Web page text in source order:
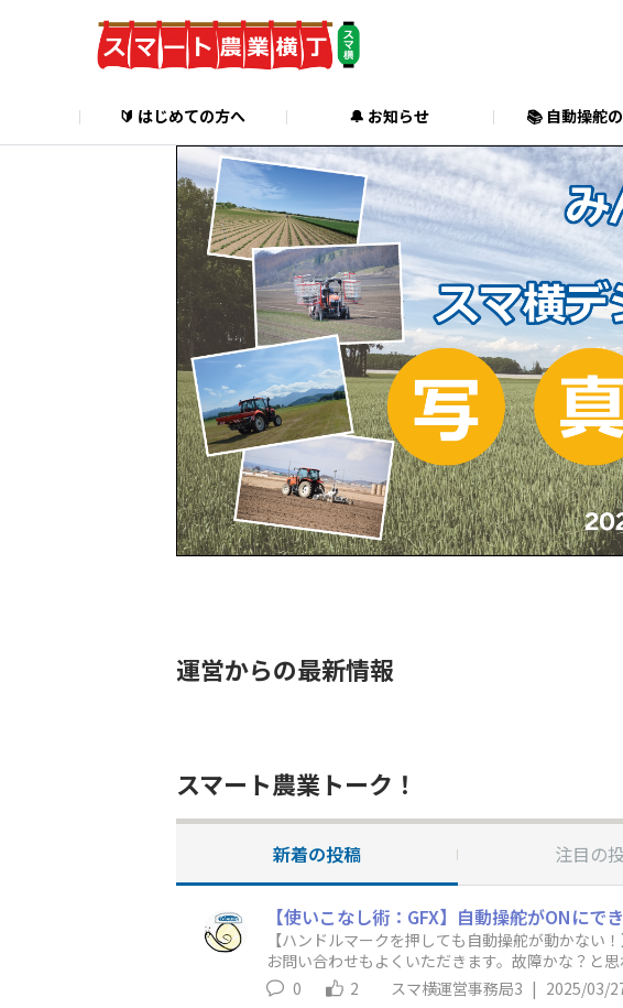
🔰 はじめての方へ 🔔 お知らせ 📚 自動操舵
運営からの最新情報
スマート農業トーク！
新着の投稿 注目の
【使いこなし術：GFX】自動操舵がONにで
【ハンドルマークを押しても自動操舵が動かない
お問い合わせもよくいただきます。故障かな？と
が多いんです！そんな時は、ここを確認して
0 2 スマ横運営事務局3 | 2025/03/